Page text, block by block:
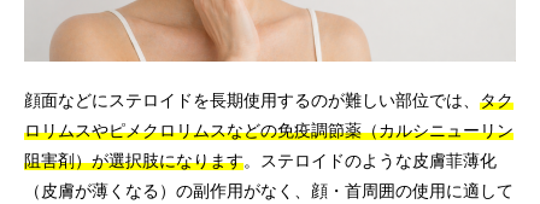
顔面などにステロイドを長期使用するのが難しい部位では、 タク
ロリムスやピメクロリムスなどの免疫調節薬（カルシニューリン
阻害剤）が選択肢になります。ステロイドのような皮膚菲薄化
（皮膚が薄くなる）の副作用がなく、顔・首周囲の使用に適して